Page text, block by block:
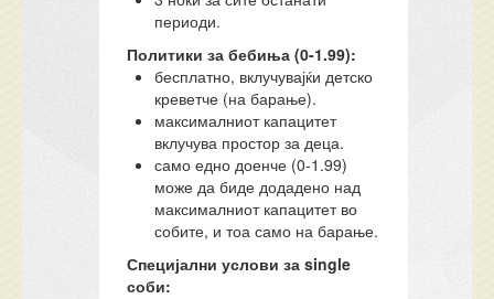
периоди.
Политики за бебиња (0-1.99):
бесплатно, вклучувајќи детско
креветче (на барање).
максималниот капацитет
вклучува простор за деца.
само едно доенче (0-1.99)
може да биде додадено над
максималниот капацитет во
собите, и тоа само на барање.
Специјални услови за single
соби: